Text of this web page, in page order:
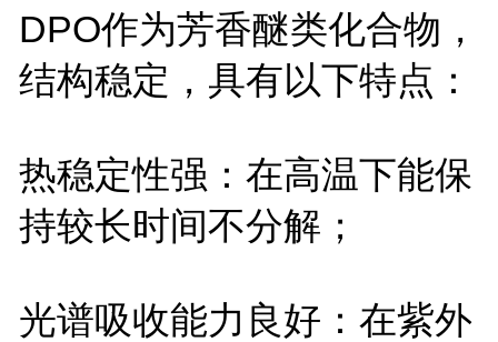
DPO作为芳香醚类化合物，
结构稳定，具有以下特点：
热稳定性强：在高温下能保
持较长时间不分解；
光谱吸收能力良好：在紫外